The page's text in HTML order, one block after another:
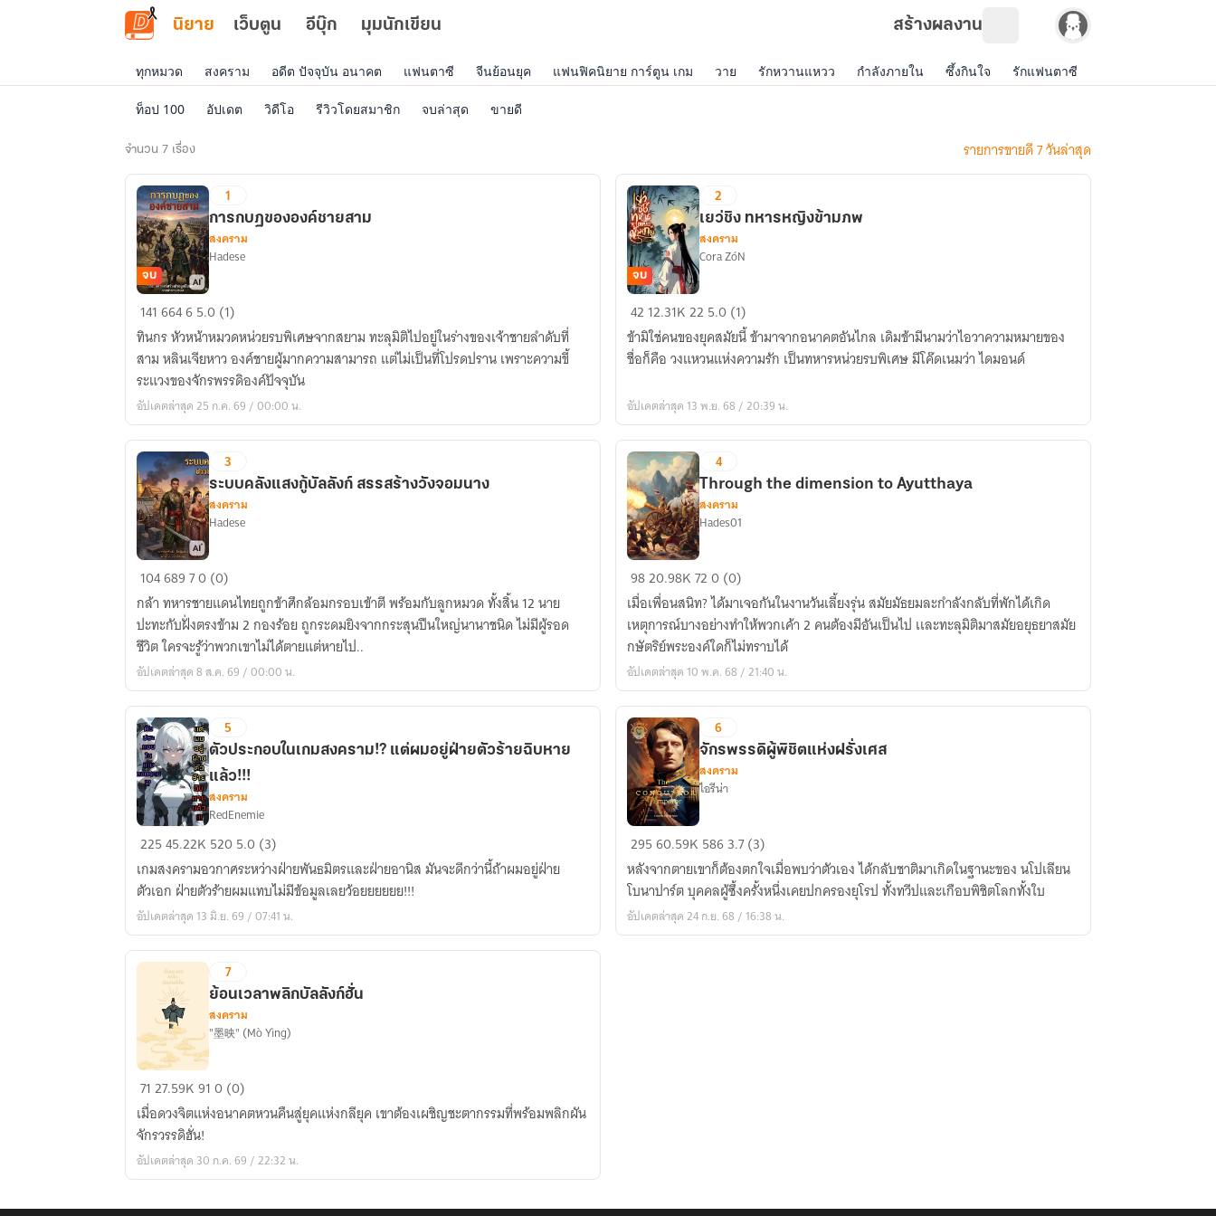
ข้ามไปยังเนื้อหาหลัก
นิยาย เว็บตูน อีบุ๊ก มุมนักเขียน สร้างผลงาน
ทุกหมวด สงคราม อดีต ปัจจุบัน อนาคต แฟนตาซี จีนย้อนยุค แฟนฟิคนิยาย การ์ตูน เกม วาย รักหวานแหวว กำลังภายใน ซึ้งกินใจ รักแฟนตาซี
ท็อป 100 อัปเดต วิดีโอ รีวิวโดยสมาชิก จบล่าสุด ขายดี
จำนวน 7 เรื่อง รายการขายดี 7 วันล่าสุด
การ
กบฏ
ของ
องค์
ชาย
สาม
จบ
1
การกบฏขององค์ชายสาม
สงคราม
Hadese
14166465.0 (1)
ทินกร หัวหน้าหมวดหน่วยรบพิเศษจากสยาม ทะลุมิติไปอยู่ในร่างของเจ้าชายลำดับที่
สาม หลินเจียหาว องค์ชายผู้มากความสามารถ แต่ไม่เป็นที่โปรดปราน เพราะความขี้
ระแวงของจักรพรรดิองค์ปัจจุบัน
อัปเดตล่าสุด 25 ก.ค. 69 / 00:00 น.
เยว่
ชิง
ทหาร
หญิง
ภพ
จบ
2
เยว่ชิง ทหารหญิงข้ามภพ
สงคราม
Cora ZóN
42 12.31K22 5.0 (1)
ข้ามิใช่คนของยุคสมัยนี้ ข้ามาจากอนาคตอันไกล เดิมข้ามีนามว่าไอวาความหมายของ
ชื่อก็คือ วงแหวนแห่งความรัก เป็นทหารหน่วยรบพิเศษ มีโค๊ดเนมว่า ไดมอนด์
อัปเดตล่าสุด 13 พ.ย. 68 / 20:39 น.
ระบบ
คลัง
แสง
กู้
บัลลังก์
สรร
สร้าง
วัง
จอม
นาง
3
ระบบคลังแสงกู้บัลลังก์ สรรสร้างวังจอมนาง
สงคราม
Hadese
10468970 (0)
กล้า ทหารชายแดนไทยถูกข้าศึกล้อมกรอบเข้าตี พร้อมกับลูกหมวด ทั้งสิ้น 12 นาย
ปะทะกับฝั่งตรงข้าม 2 กองร้อย ถูกระดมยิงจากกระสุนปืนใหญ่นานาชนิด ไม่มีผู้รอด
ชีวิต ใครจะรู้ว่าพวกเขาไม่ได้ตายแต่หายไป..
อัปเดตล่าสุด 8 ส.ค. 69 / 00:00 น.
Through
the
dimension
to
Ayutthaya
4
Through the dimension to Ayutthaya
สงคราม
Hades01
9820.98K720 (0)
เมื่อเพื่อนสนิท? ได้มาเจอกันในงานวันเลี้ยงรุ่น สมัยมัธยมละกำลังกลับที่พักได้เกิด
เหตุการณ์บางอย่างทำให้พวกเค้า 2 คนต้องมีอันเป็นไป เเละทะลุมิติมาสมัยอยุธยาสมัย
กษัตริย์พระองค์ใดก็ไม่ทราบได้
อัปเดตล่าสุด 10 พ.ค. 68 / 21:40 น.
ตัวประกอบ
เกม
สงคราม!?
แต่
ผม
อยู่
ร้าย
ฉิบหาย
แล้ว!!!
5
ตัวประกอบในเกมสงคราม!? แต่ผมอยู่ฝ่ายตัวร้ายฉิบหาย
แล้ว!!!
สงคราม
RedEnemie
22545.22K 5205.0 (3)
เกมสงครามอวกาศระหว่างฝ่ายพันธมิตรและฝ่ายอานิส มันจะดีกว่านี้ถ้าผมอยู่ฝ่าย
ตัวเอก ฝ่ายตัวร้ายผมแทบไม่มีข้อมูลเลยว้อยยยยยย!!!
อัปเดตล่าสุด 13 มิ.ย. 69 / 07:41 น.
จักรพรรดิ
พิชิต
แห่ง
ฝรั่งเศส
6
จักรพรรดิผู้พิชิตแห่งฝรั่งเศส
สงคราม
ไอรีน่า
29560.59K 5863.7 (3)
หลังจากตายเขาก็ต้องตกใจเมื่อพบว่าตัวเอง ได้กลับชาติมาเกิดในฐานะของ นโปเลียน
โบนาปาร์ต บุคคลผู้ซึ้งครั้งหนึ่งเคยปกครองยุโรป ทั้งทวีปและเกือบพิชิตโลกทั้งใบ
อัปเดตล่าสุด 24 ก.ย. 68 / 16:38 น.
ย้อน
เวลา
พลิก
บัลลังก์
ฮั่น
7
ย้อนเวลาพลิกบัลลังก์ฮั่น
สงคราม
"墨映" (Mò Yìng)
7127.59K910 (0)
เมื่อดวงจิตแห่งอนาคตหวนคืนสู่ยุคแห่งกลียุค เขาต้องเผชิญชะตากรรมที่พร้อมพลิกผัน
จักรวรรดิฮั่น!
อัปเดตล่าสุด 30 ก.ค. 69 / 22:32 น.